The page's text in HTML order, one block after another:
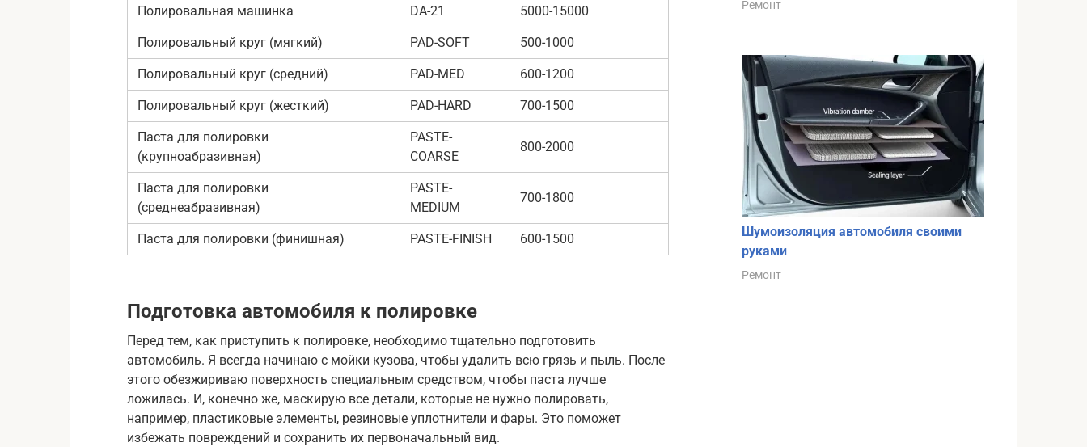
Полировальная машинка DA-21 5000-15000
Полировальный круг (мягкий) PAD-SOFT 500-1000
Полировальный круг (средний) PAD-MED 600-1200
Полировальный круг (жесткий) PAD-HARD 700-1500
Паста для полировки
(крупноабразивная)
PASTE-
COARSE
800-2000
Паста для полировки
(среднеабразивная)
PASTE-
MEDIUM
700-1800
Паста для полировки (финишная) PASTE-FINISH 600-1500
Подготовка автомобиля к полировке
Перед тем, как приступить к полировке, необходимо тщательно подготовить
автомобиль. Я всегда начинаю с мойки кузова, чтобы удалить всю грязь и пыль. После
этого обезжириваю поверхность специальным средством, чтобы паста лучше
ложилась. И, конечно же, маскирую все детали, которые не нужно полировать,
например, пластиковые элементы, резиновые уплотнители и фары. Это поможет
избежать повреждений и сохранить их первоначальный вид.
Ремонт
Шумоизоляция автомобиля своими
руками
Ремонт